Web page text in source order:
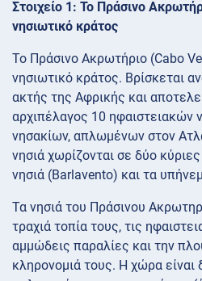
Στοιχείο 1: Το Πράσινο
νησιωτικό κράτος
Το Πράσινο Ακρωτήριο (Cabo
νησιωτικό κράτος. Βρίσκεται
ακτής της Αφρικής και
αρχιπέλαγος 10 ηφαιστειακών
νησακίων, απλωμένων στον
νησιά χωρίζονται σε δύο
νησιά (Barlavento) και τα
Τα νησιά του Πράσινου
τραχιά τοπία τους, τις
αμμώδεις παραλίες και την
κληρονομιά τους. Η χώρα είναι